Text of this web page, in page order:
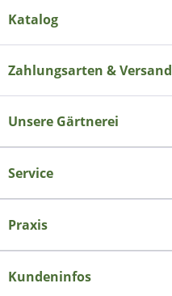
Katalog
Zahlungsarten & Versand
Unsere Gärtnerei
Service
Praxis
Kundeninfos